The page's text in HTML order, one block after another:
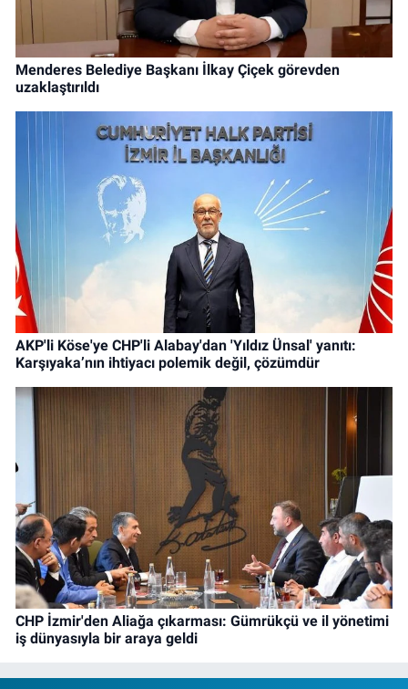
Menderes Belediye Başkanı İlkay Çiçek görevden
uzaklaştırıldı
AKP'li Köse'ye CHP'li Alabay'dan 'Yıldız Ünsal' yanıtı:
Karşıyaka’nın ihtiyacı polemik değil, çözümdür
CHP İzmir'den Aliağa çıkarması: Gümrükçü ve il yönetimi
iş dünyasıyla bir araya geldi